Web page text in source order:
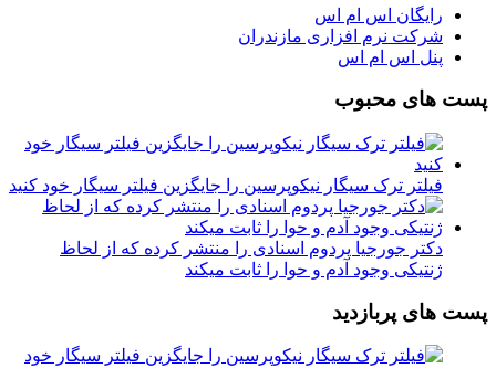
رایگان اس ام اس
شرکت نرم افزاری مازندران
پنل اس ام اس
پست های محبوب
فیلتر ترک سیگار نیکوپرسین را جایگزین فیلتر سیگار خود کنید
دکتر جورجیا پردوم اسنادی را منتشر کرده که از لحاظ
ژنتیکی وجود آدم و حوا را ثابت میکند
پست های پربازدید